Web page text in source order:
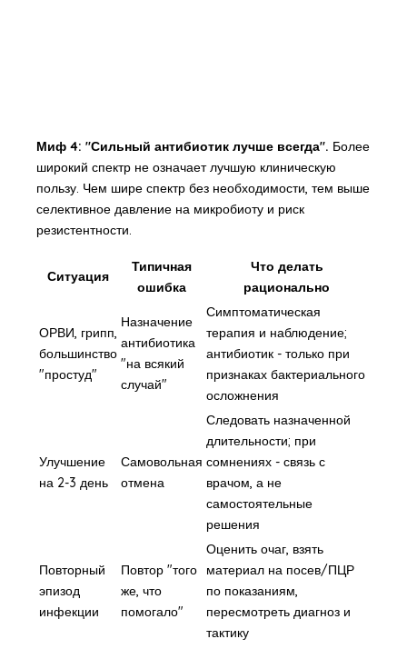
Миф 4: "Сильный антибиотик лучше всегда". Более
широкий спектр не означает лучшую клиническую
пользу. Чем шире спектр без необходимости, тем выше
селективное давление на микробиоту и риск
резистентности.
Ситуация
Типичная
ошибка
Что делать
рационально
ОРВИ, грипп,
большинство
"простуд"
Назначение
антибиотика
"на всякий
случай"
Симптоматическая
терапия и наблюдение;
антибиотик - только при
признаках бактериального
осложнения
Улучшение
на 2-3 день
Самовольная
отмена
Следовать назначенной
длительности; при
сомнениях - связь с
врачом, а не
самостоятельные
решения
Повторный
эпизод
инфекции
Повтор "того
же, что
помогало"
Оценить очаг, взять
материал на посев/ПЦР
по показаниям,
пересмотреть диагноз и
тактику